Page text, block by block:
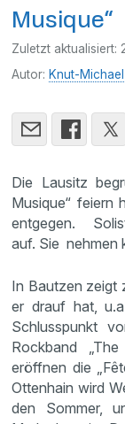
Musique“
Zuletzt aktualisiert:
Autor: Knut-
Die Lausitz
Musique“ feiern
entgegen.
auf. Sie nehmen
In Bautzen zeigt
er drauf hat,
Schlusspunkt
Rockband
eröffnen die
Ottenhain wird
den Sommer,